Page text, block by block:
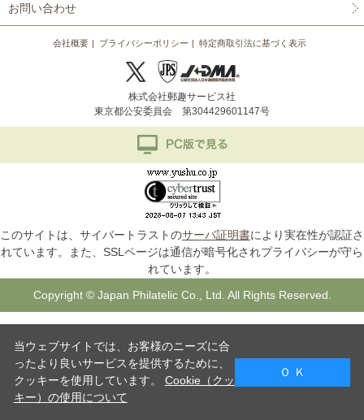
お問い合わせ
会社概要 プライバシーポリシー 特定商取引法に基づく表示
株式会社郵趣サービス社
東京都公安委員会 第304429601147号
このサイトは、サイバートラストのサーバ証明書により実在性が認証さ
れています。また、SSLページは通信が暗号化されプライバシーが守ら
れています。
Copyright © Japan Philatelic Co., Ltd. All Rights Reserved.
当ウェブサイトでは、お客様のニーズに合
ったより良いサービスを提供するために、
クッキーを使用しています。 Cookie（クッ
キー）の使用について
Ｏ Ｋ